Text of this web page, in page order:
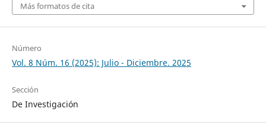
Más formatos de cita
Número
Vol. 8 Núm. 16 (2025): Julio - Diciembre. 2025
Sección
De Investigación